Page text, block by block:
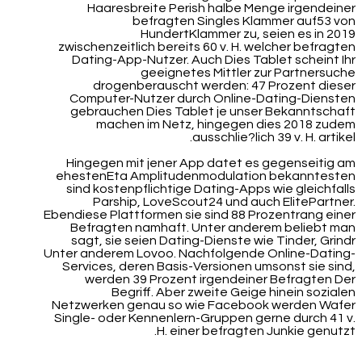
Haaresbreite Perish halbe Menge irgendeiner
befragten Singles Klammer auf53 von
HundertKlammer zu, seien es in 2019
zwischenzeitlich bereits 60 v. H. welcher befragten
Dating-App-Nutzer. Auch Dies Tablet scheint Ihr
geeignetes Mittler zur Partnersuche
drogenberauscht werden: 47 Prozent dieser
Computer-Nutzer durch Online-Dating-Diensten
gebrauchen Dies Tablet je unser Bekanntschaft
machen im Netz, hingegen dies 2018 zudem
ausschlie?lich 39 v. H. artikel.
Hingegen mit jener App datet es gegenseitig am
ehestenEta Amplitudenmodulation bekanntesten
sind kostenpflichtige Dating-Apps wie gleichfalls
Parship, LoveScout24 und auch ElitePartner.
Ebendiese Plattformen sie sind 88 Prozentrang einer
Befragten namhaft. Unter anderem beliebt man
sagt, sie seien Dating-Dienste wie Tinder, Grindr
Unter anderem Lovoo. Nachfolgende Online-Dating-
Services, deren Basis-Versionen umsonst sie sind,
werden 39 Prozent irgendeiner Befragten Der
Begriff. Aber zweite Geige hinein sozialen
Netzwerken genau so wie Facebook werden Wafer
Single- oder Kennenlern-Gruppen gerne durch 41 v.
H. einer befragten Junkie genutzt.